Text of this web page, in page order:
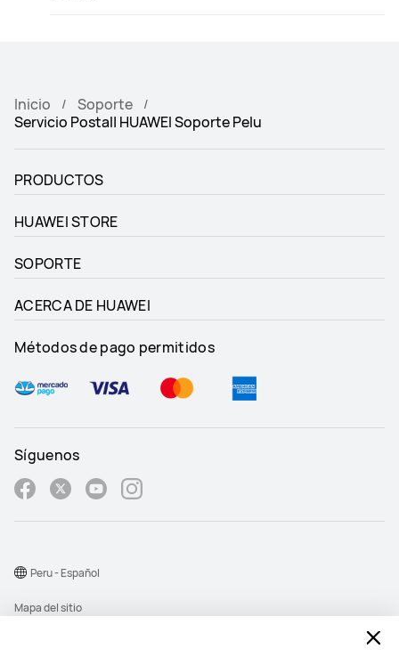
Inicio
Soporte
Servicio Postal| HUAWEI Soporte Pelu
PRODUCTOS
HUAWEI STORE
SOPORTE
ACERCA DE HUAWEI
Métodos de pago permitidos
Síguenos
Mapa del sitio
Peru - Español